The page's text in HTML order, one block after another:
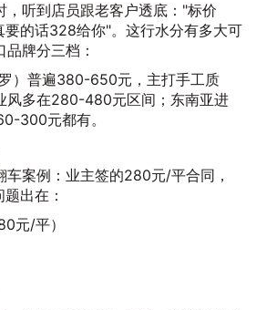
，听到店员跟老客户透底："标价
的话328给你"。这行水分有多大可
牌分三档：
）普遍380-650元，主打手工质
风多在280-480元区间；东南亚进
300元都有。
车案例：业主签的280元/平合同，
出在：
元/平）